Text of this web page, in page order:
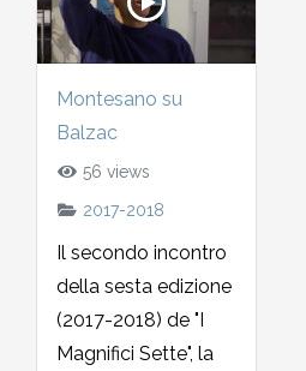
Montesano su
Balzac
56 views
2017-2018
Il secondo incontro
della sesta edizione
(2017-2018) de "I
Magnifici Sette", la
2000-2001